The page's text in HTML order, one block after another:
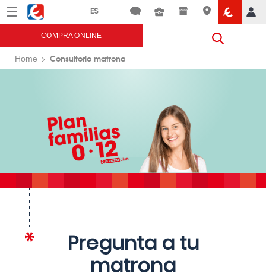
Menú Eroski
COMPRA ONLINE
Home Consultorio matrona
Pregunta a tu
matrona